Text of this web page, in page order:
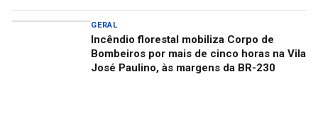
GERAL
Incêndio florestal mobiliza Corpo de
Bombeiros por mais de cinco horas na Vila
José Paulino, às margens da BR-230